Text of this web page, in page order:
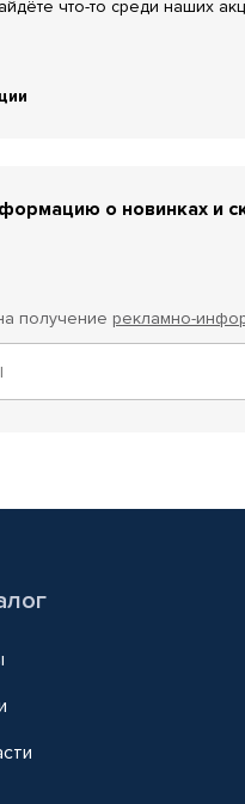
что-то среди наших
о новинках и
получение рекламно-